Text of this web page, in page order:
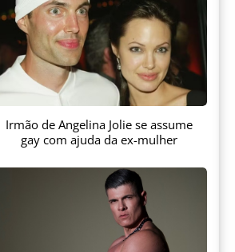
Irmão de Angelina Jolie se assume
gay com ajuda da ex-mulher